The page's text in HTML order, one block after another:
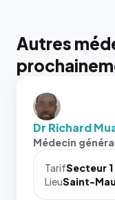
Autres
Dr Richard
Médecin
TarifSecteur 1
LieuSaint-